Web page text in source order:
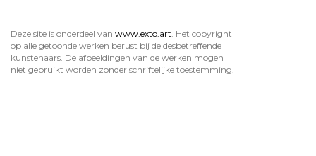
Deze site is onderdeel van www.exto.art. Het copyright
op alle getoonde werken berust bij de desbetreffende
kunstenaars. De afbeeldingen van de werken mogen
niet gebruikt worden zonder schriftelijke toestemming.